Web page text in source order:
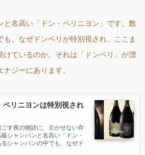
と名高い「ドン・ペリニヨン」です。数
も、なぜドンペリが特別視され、ここま
けているのか。それは「ドンペリ」が漂
ジーにあります。